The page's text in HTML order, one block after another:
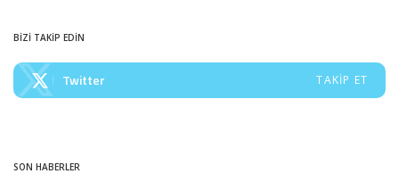
BİZİ TAKİP EDİN
Twitter TAKIP ET
SON HABERLER